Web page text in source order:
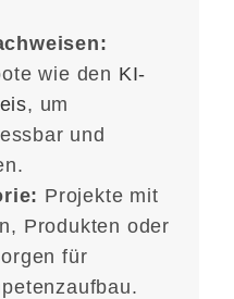
wie den KI-
, um
und
Projekte mit
Produkten oder
für